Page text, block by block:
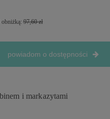
obniżką:97,60 zł
powiadom o dostępności
i markazytami